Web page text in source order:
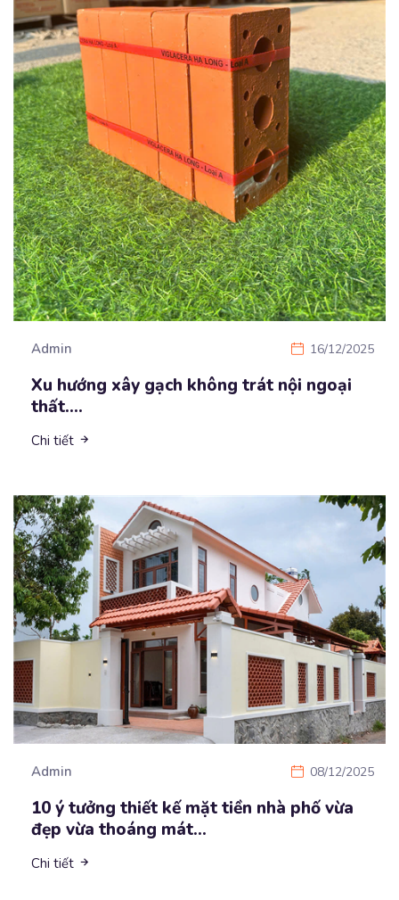
Admin 16/12/2025
Xu hướng xây gạch không trát nội ngoại
thất....
Chi tiết
Admin 08/12/2025
10 ý tưởng thiết kế mặt tiền nhà phố vừa
đẹp vừa thoáng mát...
Chi tiết